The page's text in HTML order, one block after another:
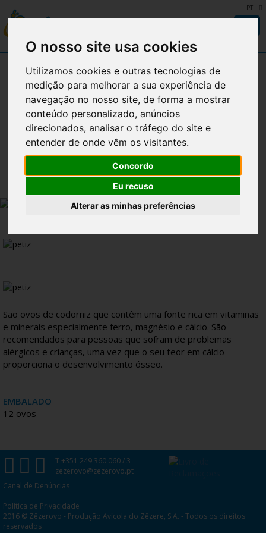
O nosso site usa cookies
Utilizamos cookies e outras tecnologias de
medição para melhorar a sua experiência de
navegação no nosso site, de forma a mostrar
conteúdo personalizado, anúncios
direcionados, analisar o tráfego do site e
entender de onde vêm os visitantes.
Concordo
Eu recuso
Alterar as minhas preferências
Produtos
Produção
Qualidade
Notícias
PT
São ovos de codorniz que contêm uma fonte rica em vitaminas
e minerais especialmente ferro, magnésio e cálcio. São
recomendados para pessoas que sofram de problemas
alérgicos e crianças, uma vez que o seu teor em cálcio
proporciona o desenvolvimento ósseo.
EMBALADO
12 ovos
T +351 249 360 060 / 3
zezerovo@zezerovo.pt
Canal de Denúncias
Política de Privacidade
2016 © Zêzerovo - Produção Avícola do Zêzere, S.A. - Todos os direitos
reservados